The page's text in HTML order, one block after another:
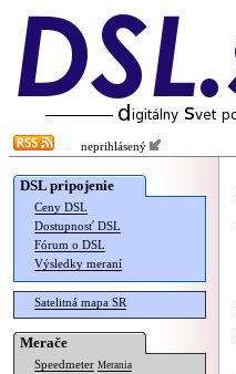
neprihlásený
DSL pripojenie
Ceny DSL
Dostupnosť DSL
Fórum o DSL
Výsledky meraní
Satelitná mapa SR
Merače
Speedmeter Merania